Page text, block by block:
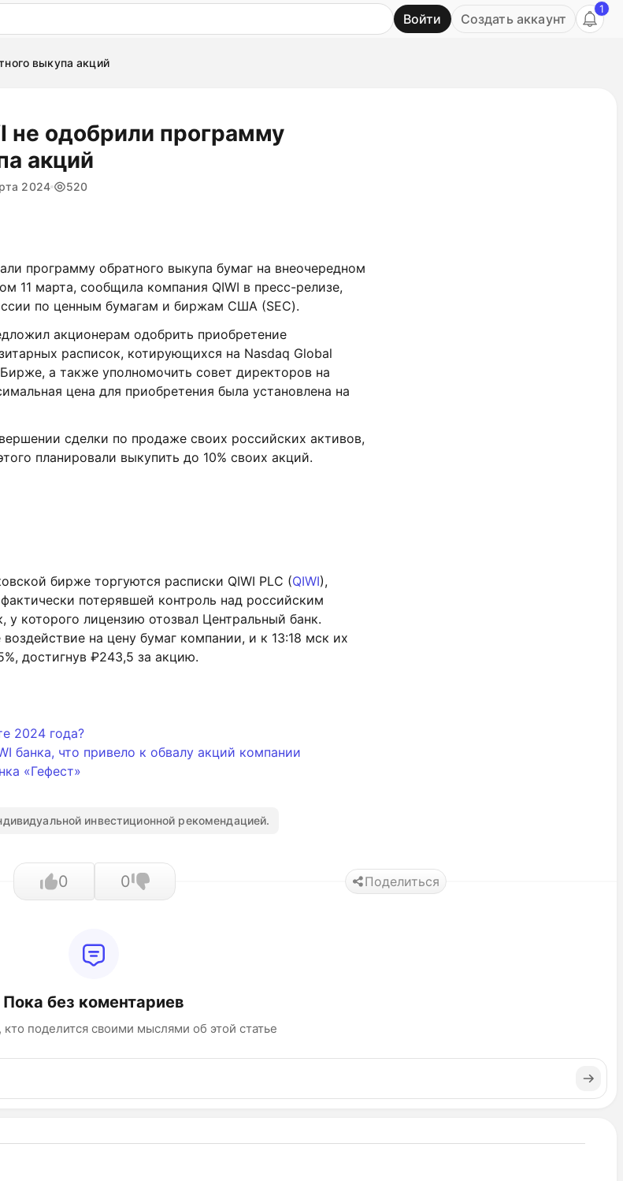
Войти Создать аккаунт
1
выкупа акций
не одобрили программу
акций
2024 520
программу обратного выкупа бумаг на внеочередном
11 марта, сообщила компания QIWI в пресс-релизе,
по ценным бумагам и биржам США (SEC).
акционерам одобрить приобретение
расписок, котирующихся на Nasdaq Global
а также уполномочить совет директоров на
цена для приобретения была установлена на
сделки по продаже своих российских активов,
планировали выкупить до 10% своих акций.
бирже торгуются расписки QIWI PLC (QIWI),
потерявшей контроль над российским
у которого лицензию отозвал Центральный банк.
воздействие на цену бумаг компании, и к 13:18 мск их
достигнув ₽243,5 за акцию.
2024 года?
банка, что привело к обвалу акций компании
«Гефест»
инвестиционной рекомендацией.
0 0 Поделиться
Пока без коментариев
поделится своими мыслями об этой статье